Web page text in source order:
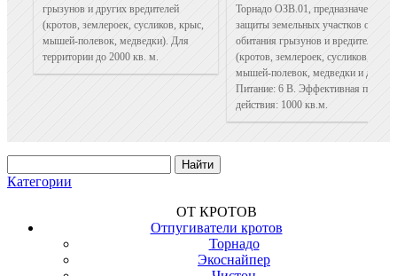
грызунов и других вредителей
(кротов, землероек, сусликов, крыс,
мышей-полевок, медведки). Для
территории до 2000 кв. м.
Торнадо ОЗВ.01, предназначен для
защиты земельных участков от
обитания грызунов и вредителей
(кротов, землероек, сусликов, крыс,
мышей-полевок, медведки и др.).
Питание: 6 В. Эффективная
действия: 1000 кв.м.
Категории
ОТ КРОТОВ
Отпугиватели кротов
Торнадо
Экоснайпер